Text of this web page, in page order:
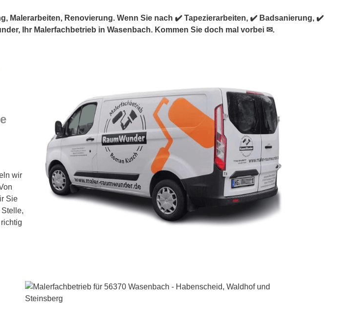
Malerarbeiten, Renovierung. Wenn Sie nach ✔️ Tapezierarbeiten, ✔️ Badsanierung, ✔️
Ihr Malerfachbetrieb in Wasenbach. Kommen Sie doch mal vorbei ✉.
wir
Sie